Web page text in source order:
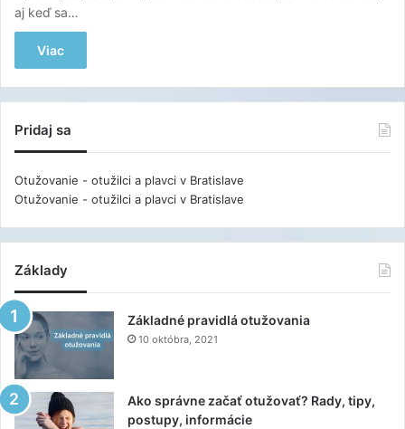
aj keď sa…
Viac
Pridaj sa
Otužovanie - otužilci a plavci v Bratislave
Otužovanie - otužilci a plavci v Bratislave
Základy
Základné pravidlá otužovania
10 októbra, 2021
Ako správne začať otužovať? Rady, tipy,
postupy, informácie